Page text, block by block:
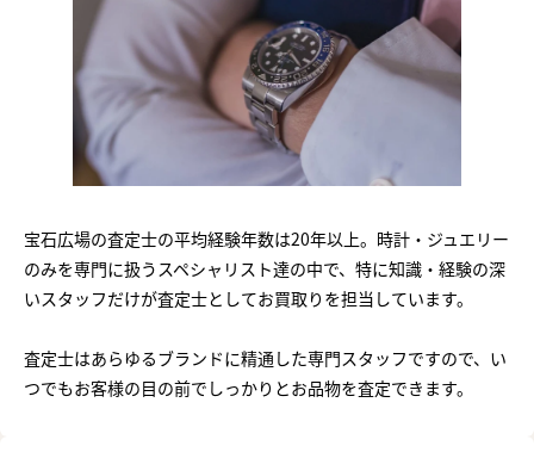
宝石広場の査定士の平均経験年数は20年以上。時計・ジュエリー
のみを専門に扱うスペシャリスト達の中で、特に知識・経験の深
いスタッフだけが査定士としてお買取りを担当しています。
査定士はあらゆるブランドに精通した専門スタッフですので、い
つでもお客様の目の前でしっかりとお品物を査定できます。